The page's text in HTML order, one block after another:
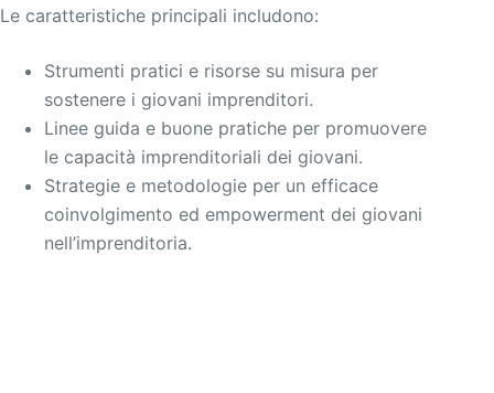
Le caratteristiche principali includono:
Strumenti pratici e risorse su misura per
sostenere i giovani imprenditori.
Linee guida e buone pratiche per promuovere
le capacità imprenditoriali dei giovani.
Strategie e metodologie per un efficace
coinvolgimento ed empowerment dei giovani
nell’imprenditoria.